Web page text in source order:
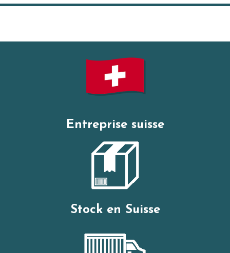
Entreprise suisse
Stock en Suisse